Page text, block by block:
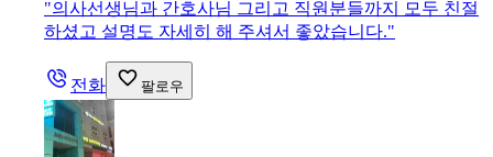
"의사선생님과 간호사님 그리고 직원분들까지 모두 친절
하셨고 설명도 자세히 해 주셔서 좋았습니다."
전화 팔로우